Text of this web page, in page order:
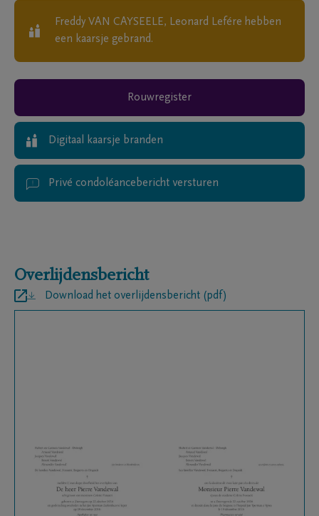
Freddy VAN CAYSEELE, Leonard Lefére hebben
een kaarsje gebrand.
Rouwregister
Digitaal kaarsje branden
Privé condoléancebericht versturen
Overlijdensbericht
Download het overlijdensbericht (pdf)